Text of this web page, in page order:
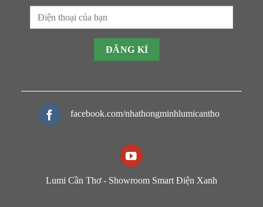
facebook.com/nhathongminhlumicantho
Lumi Cần Thơ - Showroom Smart Điện Xanh